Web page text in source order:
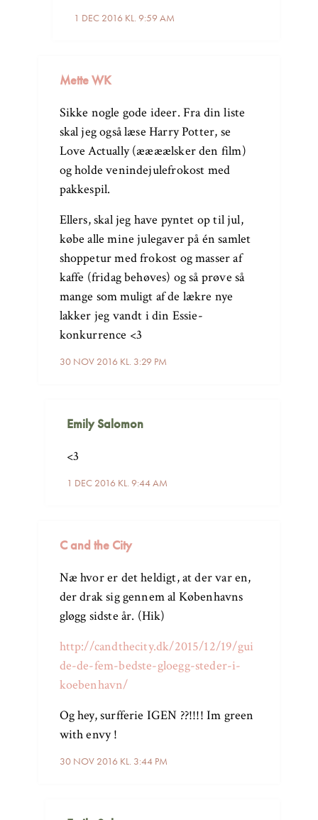
1 DEC 2016 KL. 9:59 AM
Mette WK
30 NOV 2016 KL. 3:29 PM
Sikke nogle gode ideer. Fra din liste
skal jeg også læse Harry Potter, se
Love Actually (æææælsker den film)
og holde venindejulefrokost med
pakkespil.
Ellers, skal jeg have pyntet op til jul,
købe alle mine julegaver på én samlet
shoppetur med frokost og masser af
kaffe (fridag behøves) og så prøve så
mange som muligt af de lækre nye
lakker jeg vandt i din Essie-
konkurrence <3
Emily Salomon
1 DEC 2016 KL. 9:44 AM
<3
C and the City
30 NOV 2016 KL. 3:44 PM
Næ hvor er det heldigt, at der var en,
der drak sig gennem al Københavns
gløgg sidste år. (Hik)
http://candthecity.dk/2015/12/19/gui
de-de-fem-bedste-gloegg-steder-i-
koebenhavn/
Og hey, surfferie IGEN ??!!!! Im green
with envy !